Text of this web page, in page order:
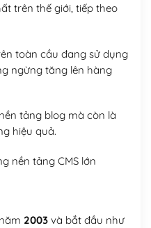
trên thế giới, tiếp theo
toàn cầu đang sử dụng
ngừng tăng lên hàng
tảng blog mà còn là
hiệu quả.
nền tảng CMS lớn
2003và bắt đầu như